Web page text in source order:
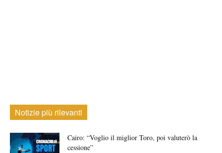
Notizie più rilevanti
Cairo: “Voglio il miglior Toro, poi valuterò la
cessione”